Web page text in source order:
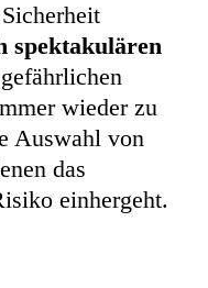
spektakulären
wieder zu
Auswahl von
das
einhergeht.